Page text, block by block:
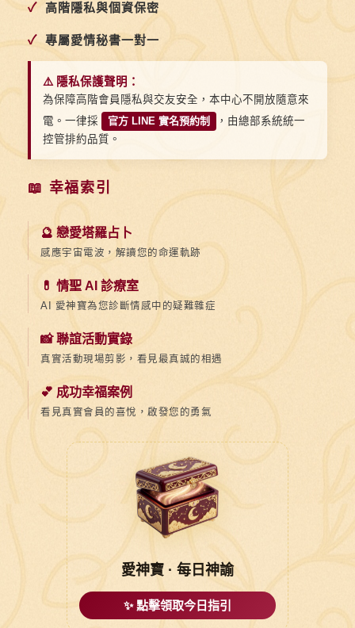
擄
獲
芳
心
✓ 高階隱私與個資保密
✓ 專屬愛情秘書一對一
⚠️ 隱私保護聲明：
為保障高階會員隱私與交友安全，本中心不開放隨意來
電。一律採
官方 LINE 實名預約制
，由總部系統統一
控管排約品質。
📖 幸福索引
🔮 戀愛塔羅占卜
感應宇宙電波，解讀您的命運軌跡
💊 情聖 AI 診療室
AI 愛神寶為您診斷情感中的疑難雜症
📸 聯誼活動實錄
真實活動現場剪影，看見最真誠的相遇
💕 成功幸福案例
看見真實會員的喜悅，啟發您的勇氣
愛神寶 · 每日神諭
✨ 點擊領取今日指引